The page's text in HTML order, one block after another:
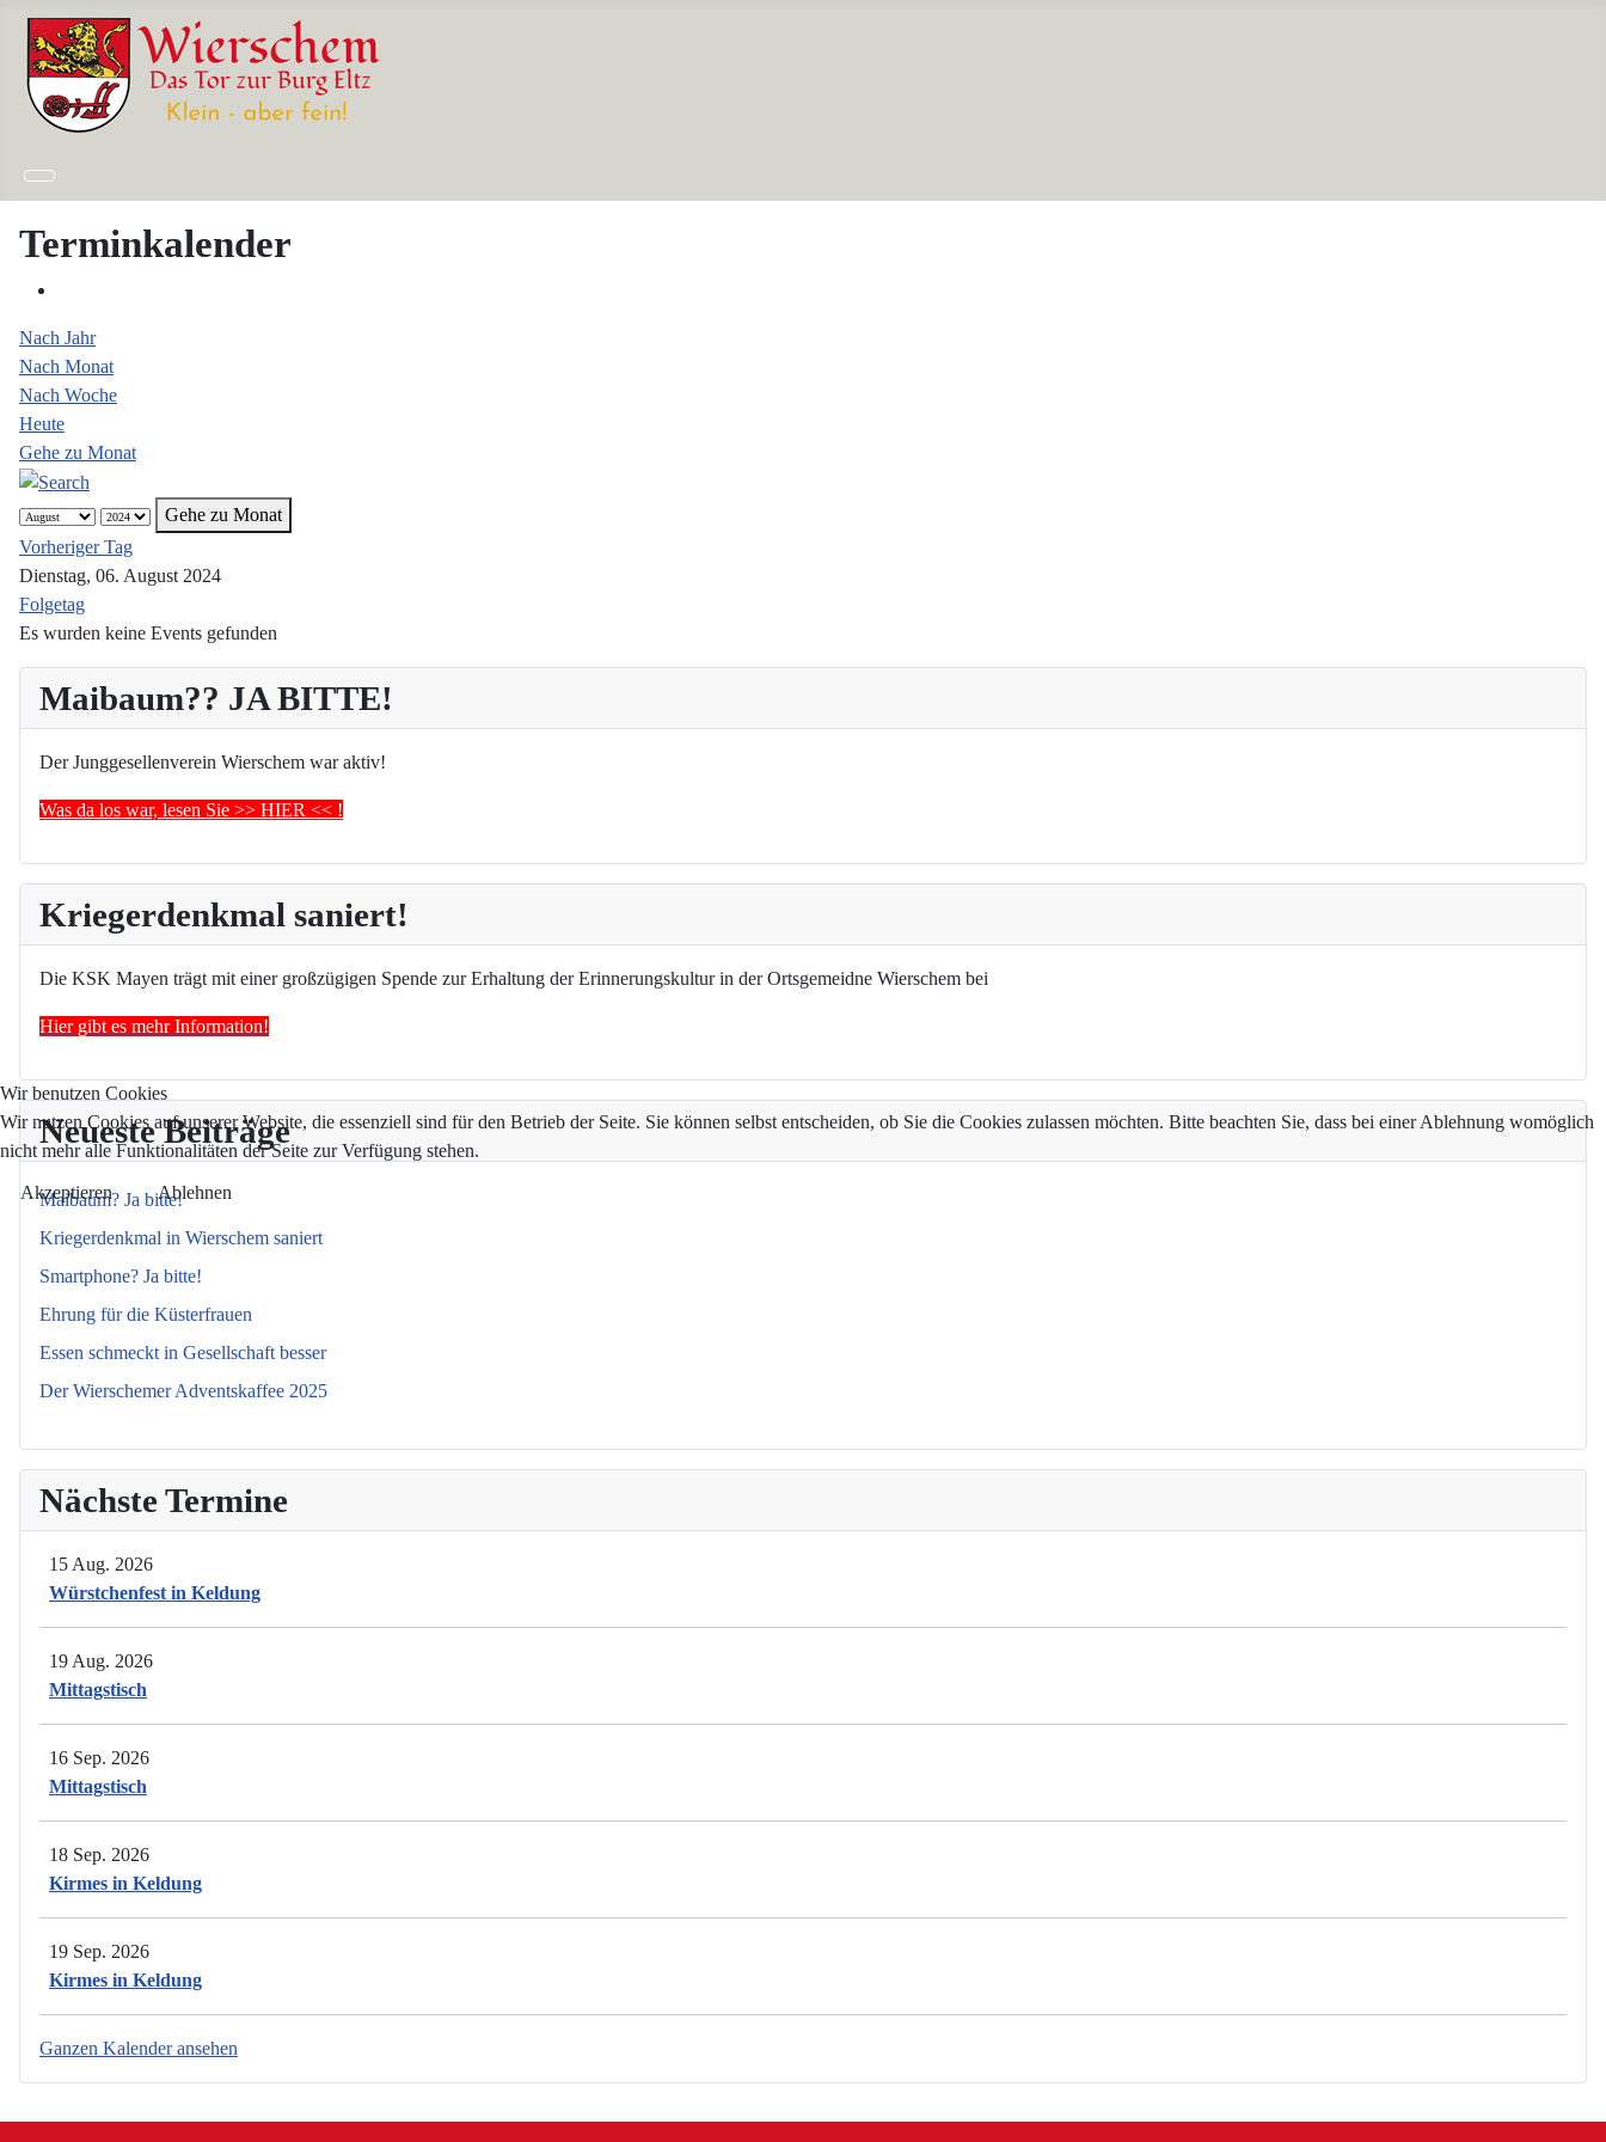
Maibaum?? JA BITTE!
Der Junggesellenverein Wierschem war aktiv!
Was da los war, lesen Sie >> HIER << !
Kriegerdenkmal saniert!
Die KSK Mayen trägt mit einer großzügigen Spende zur Erhaltung der Erinnerungskultur in der Ortsgemeidne Wierschem bei
Hier gibt es mehr Information!
Neueste Beiträge
Maibaum? Ja bitte!
Kriegerdenkmal in Wierschem saniert
Smartphone? Ja bitte!
Ehrung für die Küsterfrauen
Essen schmeckt in Gesellschaft besser
Der Wierschemer Adventskaffee 2025
Nächste Termine
15 Aug. 2026
Würstchenfest in Keldung
19 Aug. 2026
Mittagstisch
16 Sep. 2026
Mittagstisch
18 Sep. 2026
Kirmes in Keldung
19 Sep. 2026
Kirmes in Keldung
Ganzen Kalender ansehen
Terminkalender
Nach Jahr
Nach Monat
Nach Woche
Heute
Gehe zu Monat
Gehe zu Monat
Vorheriger Tag
Dienstag, 06. August 2024
Folgetag
Es wurden keine Events gefunden
Wir benutzen Cookies
Wir nutzen Cookies auf unserer Website, die essenziell sind für den Betrieb der Seite. Sie können selbst entscheiden, ob Sie die Cookies zulassen möchten. Bitte beachten Sie, dass bei einer Ablehnung womöglich
nicht mehr alle Funktionalitäten der Seite zur Verfügung stehen.
Akzeptieren Ablehnen